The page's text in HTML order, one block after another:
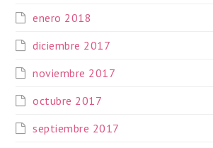
enero 2018
diciembre 2017
noviembre 2017
octubre 2017
septiembre 2017